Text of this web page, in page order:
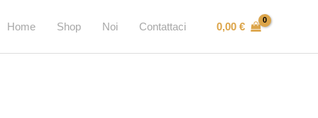
Home Shop Noi Contattaci 0,00 €